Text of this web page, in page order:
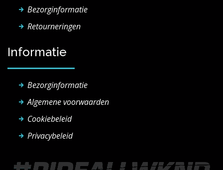
Bezorginformatie
Retourneringen
Informatie
Bezorginformatie
Algemene voorwaarden
Cookiebeleid
Privacybeleid